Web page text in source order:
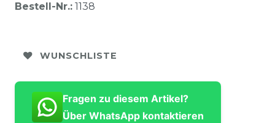
Bestell-Nr.: 1138
WUNSCHLISTE
Fragen zu diesem Artikel?
Über WhatsApp kontaktieren